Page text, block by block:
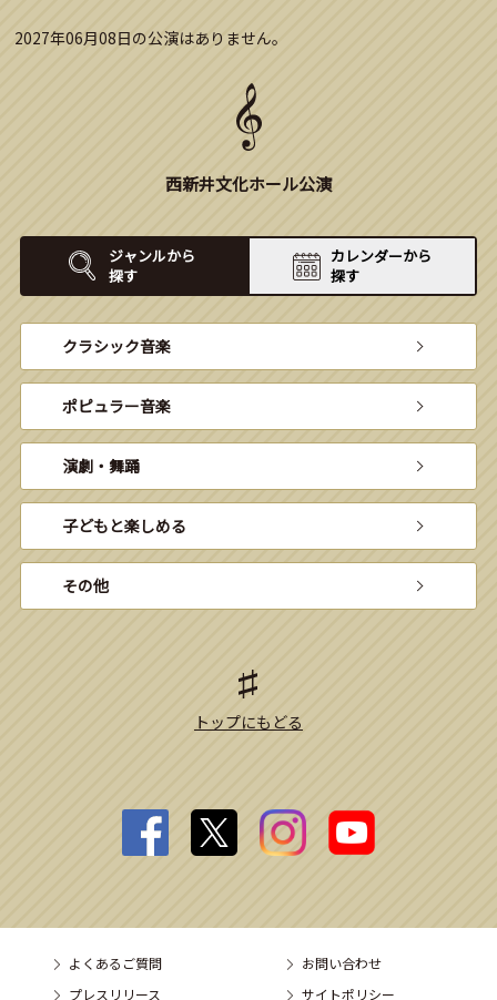
2027年06月08日の公演はありません。
西新井文化ホール公演
ジャンルから
探す
カレンダーから
探す
クラシック音楽
ポピュラー音楽
演劇・舞踊
子どもと楽しめる
その他
トップにもどる
よくあるご質問
お問い合わせ
プレスリリース
サイトポリシー